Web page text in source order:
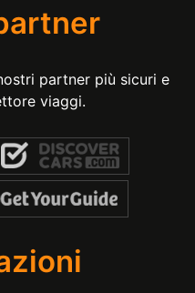
partner più sicuri e
viaggi.